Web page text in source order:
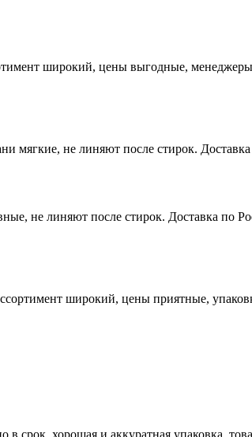
широкий, цены выгодные,
мягкие, не линяют после стирок.
не линяют после стирок. Доставка по
широкий, цены приятные,
срок, хорошая и аккуратная упаковка,